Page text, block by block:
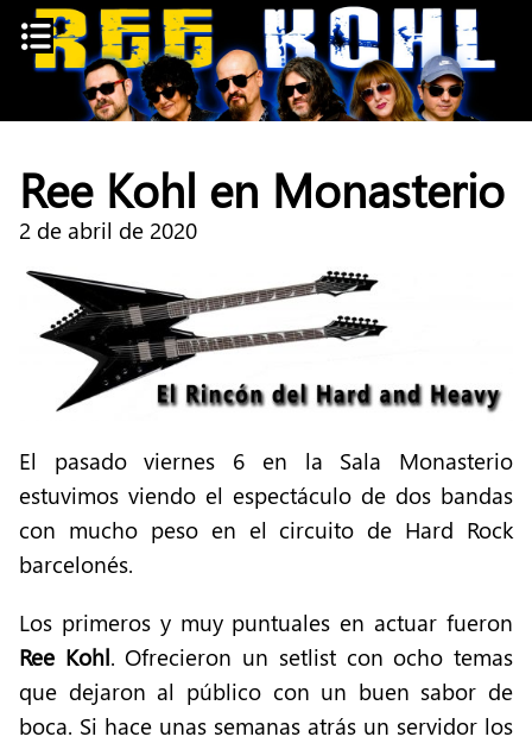
Skip
Ree Kohl en Monasterio
2 de abril de 2020
El pasado viernes 6 en la Sala Monasterio
estuvimos viendo el espectáculo de dos bandas
con mucho peso en el circuito de Hard Rock
barcelonés.
Los primeros y muy puntuales en actuar fueron
Ree Kohl. Ofrecieron un setlist con ocho temas
que dejaron al público con un buen sabor de
boca. Si hace unas semanas atrás un servidor los